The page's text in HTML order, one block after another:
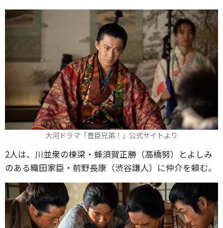
大河ドラマ「豊臣兄弟！」公式サイトより
2人は、川並衆の棟梁・蜂須賀正勝（高橋努）とよしみ
のある織田家臣・前野長康（渋谷謙人）に仲介を頼む。